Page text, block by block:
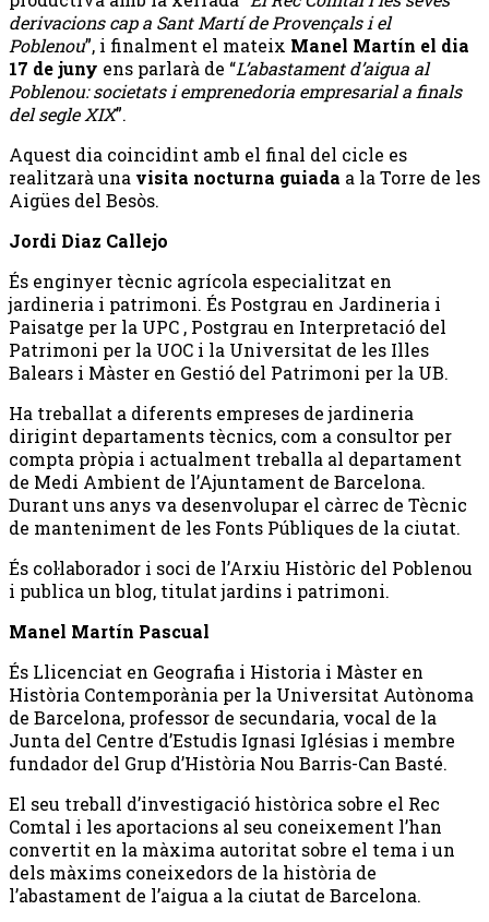
derivacions cap a Sant Martí de Provençals i el
Poblenou”, i finalment el mateix Manel Martín el dia
17 de juny ens parlarà de “L’abastament d’aigua al
Poblenou: societats i emprenedoria empresarial a finals
del segle XIX”.
Aquest dia coincidint amb el final del cicle es
realitzarà una visita nocturna guiada a la Torre de les
Aigües del Besòs.
Jordi Diaz Callejo
És enginyer tècnic agrícola especialitzat en
jardineria i patrimoni. És Postgrau en Jardineria i
Paisatge per la UPC , Postgrau en Interpretació del
Patrimoni per la UOC i la Universitat de les Illes
Balears i Màster en Gestió del Patrimoni per la UB.
Ha treballat a diferents empreses de jardineria
dirigint departaments tècnics, com a consultor per
compta pròpia i actualment treballa al departament
de Medi Ambient de l’Ajuntament de Barcelona.
Durant uns anys va desenvolupar el càrrec de Tècnic
de manteniment de les Fonts Públiques de la ciutat.
És col·laborador i soci de l’Arxiu Històric del Poblenou
i publica un blog, titulat jardins i patrimoni.
Manel Martín Pascual
És Llicenciat en Geografia i Historia i Màster en
Història Contemporània per la Universitat Autònoma
de Barcelona, professor de secundaria, vocal de la
Junta del Centre d’Estudis Ignasi Iglésias i membre
fundador del Grup d’Història Nou Barris-Can Basté.
El seu treball d’investigació històrica sobre el Rec
Comtal i les aportacions al seu coneixement l’han
convertit en la màxima autoritat sobre el tema i un
dels màxims coneixedors de la història de
l’abastament de l’aigua a la ciutat de Barcelona.